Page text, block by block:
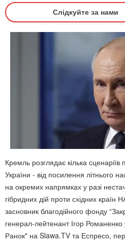
Слідкуйте за нами
Кремль розглядає кілька
України - від посилення літнього
на окремих напрямках у разі
гібридних дій проти східних
засновник благодійного фонду
генерал-лейтенант Ігор Романенко
Ранок" на Slawa.TV та Еспресо,